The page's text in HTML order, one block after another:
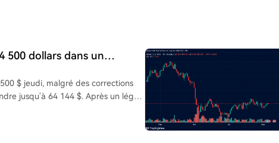
500 dollars dans un
$ jeudi, malgré des corrections
jusqu'à 64 144 $. Après un léger